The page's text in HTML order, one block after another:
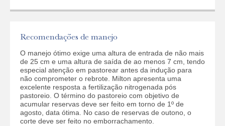
Recomendações de manejo
O manejo ótimo exige uma altura de entrada de não mais
de 25 cm e uma altura de saída de ao menos 7 cm, tendo
especial atenção em pastorear antes da indução para
não comprometer o rebrote. Milton apresenta uma
excelente resposta a fertilização nitrogenada pós
pastoreio. O término do pastoreio com objetivo de
acumular reservas deve ser feito em torno de 1º de
agosto, data ótima. No caso de reservas de outono, o
corte deve ser feito no emborrachamento.